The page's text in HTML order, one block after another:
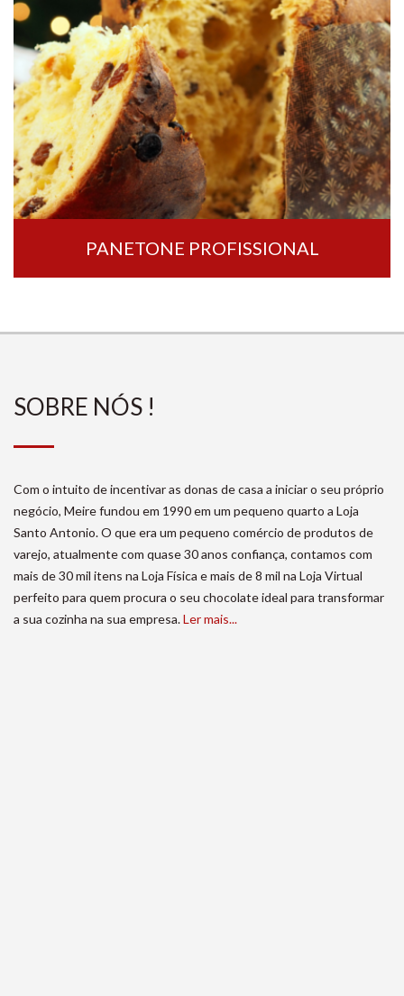
OVO PUDIM – TENDÊNCIA
SOBRE NÓS !
Com o intuito de incentivar as donas de casa a iniciar o seu próprio
negócio, Meire fundou em 1990 em um pequeno quarto a Loja
Santo Antonio. O que era um pequeno comércio de produtos de
varejo, atualmente com quase 30 anos confiança, contamos com
mais de 30 mil itens na Loja Física e mais de 8 mil na Loja Virtual
perfeito para quem procura o seu chocolate ideal para transformar
a sua cozinha na sua empresa.Ler mais...